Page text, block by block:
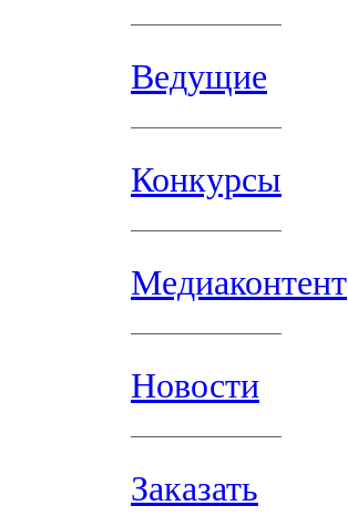
Ведущие
Конкурсы
Медиаконтент
Новости
Заказать